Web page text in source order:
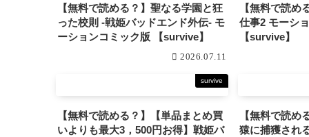
【無料で読める？】聖なる学園と狂
った校則 -戦姫バッドエンド外伝- モ
ーションコミック版 【survive】
2026.07.11
【無料で読め
仕事2 モーションコミック版 前編
【survive】
survive
【無料で読める？】【単品まとめ買
いよりも最大3，500円お得】戦姫バ
【無料で読め
猿に捕獲される。 モーショ